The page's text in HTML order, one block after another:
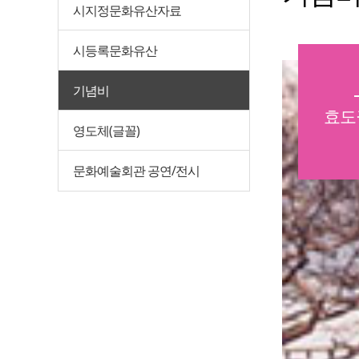
시지정문화유산자료
시등록문화유산
기념비
영도체(글꼴)
문화예술회관 공연/전시
효